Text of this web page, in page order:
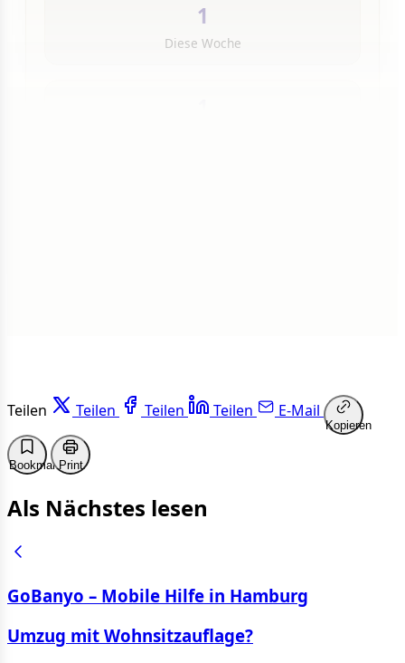
1
Diese Woche
Teilen Teilen Teilen Teilen E-Mail
Kopieren
BookmarkPrint
Als Nächstes lesen
GoBanyo – Mobile Hilfe in Hamburg
Umzug mit Wohnsitzauflage?